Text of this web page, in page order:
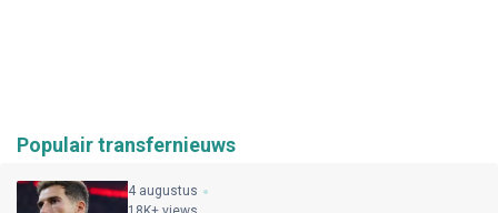
Populair transfernieuws
4 augustus